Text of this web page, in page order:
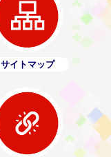
サイトマップ